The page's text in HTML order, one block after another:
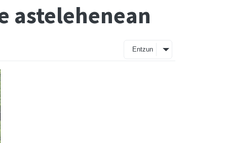
astelehenean
Entzun